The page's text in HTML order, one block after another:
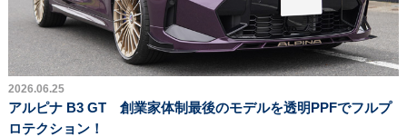
2026.06.25
アルピナ B3 GT 創業家体制最後のモデルを透明PPFでフルプ
ロテクション！